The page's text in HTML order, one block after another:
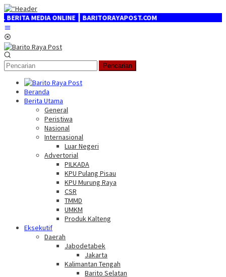
Loncat
ke
konten
MEDIA ONLINE ┃ BARITORAYAPOST.COM
Pencarian
Beranda
Berita Utama
General
Peristiwa
Nasional
Internasional
Luar Negeri
Advertorial
PILKADA
KPU Pulang Pisau
KPU Murung Raya
CSR
TMMD
UMKM
Produk Kalteng
Eksekutif
Daerah
Jabodetabek
Jakarta
Kalimantan Tengah
Barito Selatan